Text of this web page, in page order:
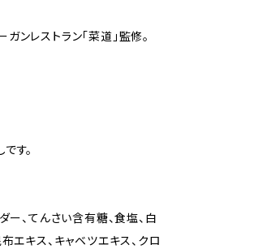
ンレストラン「菜道」監修。
す。
ー、てんさい含有糖、食塩、白
エキス、キャベツエキス、クロ